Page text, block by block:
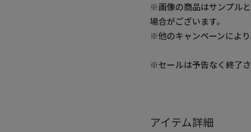
※画像の商品はサンプル
場合がございます。
※他のキャンペーンにより
※セールは予告なく終了
アイテム詳細